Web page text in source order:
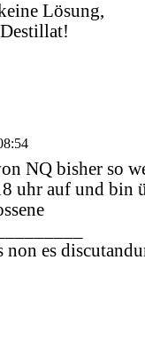
Lösung,
NQ bisher so
uhr auf und bin
non es